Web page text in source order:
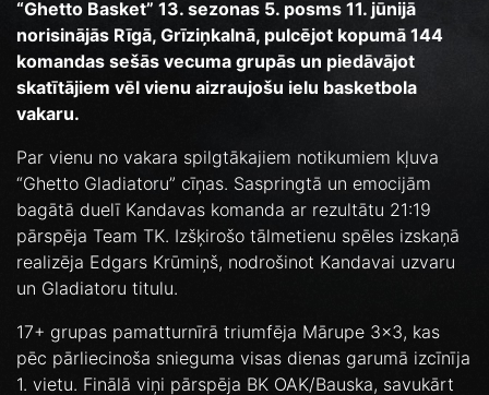
“Ghetto Basket” 13. sezonas 5. posms 11. jūnijā
norisinājās Rīgā, Grīziņkalnā, pulcējot kopumā 144
komandas sešās vecuma grupās un piedāvājot
skatītājiem vēl vienu aizraujošu ielu basketbola
vakaru.
Par vienu no vakara spilgtākajiem notikumiem kļuva
“Ghetto Gladiatoru” cīņas. Saspringtā un emocijām
bagātā duelī Kandavas komanda ar rezultātu 21:19
pārspēja Team TK. Izšķirošo tālmetienu spēles izskaņā
realizēja Edgars Krūmiņš, nodrošinot Kandavai uzvaru
un Gladiatoru titulu.
17+ grupas pamatturnīrā triumfēja Mārupe 3x3, kas
pēc pārliecinoša snieguma visas dienas garumā izcīnīja
1. vietu. Finālā viņi pārspēja BK OAK/Bauska, savukārt